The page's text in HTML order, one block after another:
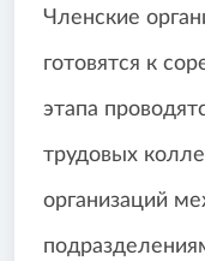
Членские
готовятся к
этапа
трудовых
организаций